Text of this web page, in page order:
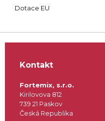
Dotace EU
Kontakt
Fortemix, s.r.o.
Kirilovova 812
739 21 Paskov
Česká Republika